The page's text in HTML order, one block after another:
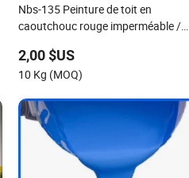
Nbs-135 Peinture de toit en
caoutchouc rouge imperméable /
2,00 $US
10 Kg (MOQ)